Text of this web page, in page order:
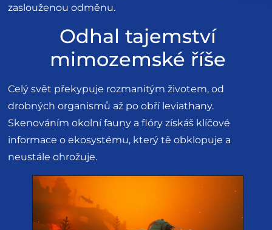
zaslouženou odměnu.
Odhal tajemství
mimozemské říše
Celý svět překypuje rozmanitým životem, od
drobných organismů až po obří leviathany.
Skenováním okolní fauny a flóry získáš klíčové
informace o ekosystému, který tě obklopuje a
neustále ohrožuje.